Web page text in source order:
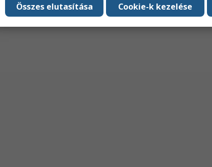
Cookie-k kezelése
Összes elutasítása